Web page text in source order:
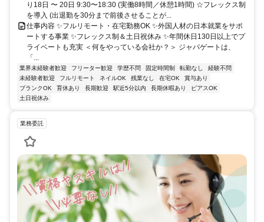
り18日 〜 20日 9:30〜18:30 (実働8時間／休憩1時間) ☆フレックス制
を導入 (出退勤を30分まで前後させることが...
仕事内容 ✨フルリモート・在宅勤務OK ✨外国人材の日本就業をサポ
ートする事業 ✨フレックス制＆土日祝休み ✨年間休日130日以上でプ
ライベートも充実 ＜何をやっている会社か？＞ ジャパゲートは、
「...
業界未経験者歓迎 フリーター歓迎 学歴不問 固定時間制 転勤なし
経験不問
未経験者歓迎
フルリモート ネイルOK 残業なし 在宅OK
賞与あり
ブランクOK
育休あり 長期歓迎 駅近5分以内 長期休暇あり
ピアスOK
土日祝休み
業務委託